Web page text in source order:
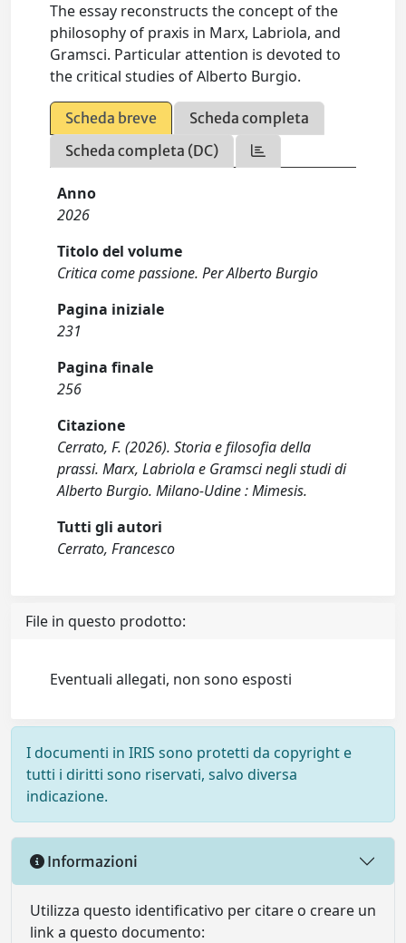
The essay reconstructs the concept of the
philosophy of praxis in Marx, Labriola, and
Gramsci. Particular attention is devoted to
the critical studies of Alberto Burgio.
Scheda breve
Scheda completa
Scheda completa (DC)
Anno
2026
Titolo del volume
Critica come passione. Per Alberto Burgio
Pagina iniziale
231
Pagina finale
256
Citazione
Cerrato, F. (2026). Storia e filosofia della
prassi. Marx, Labriola e Gramsci negli studi di
Alberto Burgio. Milano-Udine : Mimesis.
Tutti gli autori
Cerrato, Francesco
File in questo prodotto:
Eventuali allegati, non sono esposti
I documenti in IRIS sono protetti da copyright e
tutti i diritti sono riservati, salvo diversa
indicazione.
Informazioni
Utilizza questo identificativo per citare o creare un
link a questo documento: